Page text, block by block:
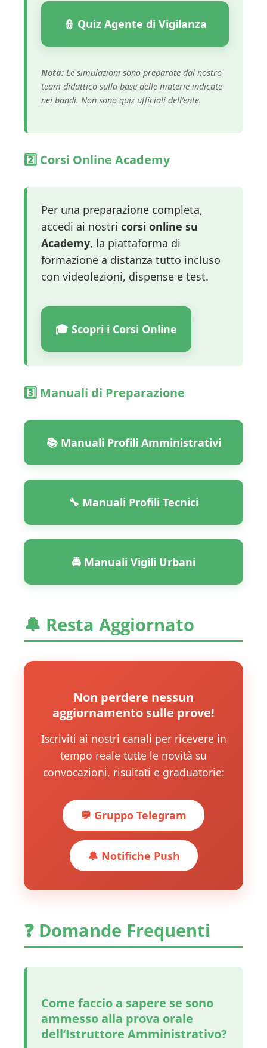
👮 Quiz Agente di Vigilanza
Nota: Le simulazioni sono preparate dal nostro
team didattico sulla base delle materie indicate
nei bandi. Non sono quiz ufficiali dell’ente.
2️⃣ Corsi Online Academy
Per una preparazione completa,
accedi ai nostri corsi online su
Academy, la piattaforma di
formazione a distanza tutto incluso
con videolezioni, dispense e test.
🎓 Scopri i Corsi Online
3️⃣ Manuali di Preparazione
📚 Manuali Profili Amministrativi
🔧 Manuali Profili Tecnici
🚔 Manuali Vigili Urbani
🔔 Resta Aggiornato
Non perdere nessun
aggiornamento sulle prove!
Iscriviti ai nostri canali per ricevere in
tempo reale tutte le novità su
convocazioni, risultati e graduatorie:
💬 Gruppo Telegram
🔔 Notifiche Push
❓ Domande Frequenti
Come faccio a sapere se sono
ammesso alla prova orale
dell’Istruttore Amministrativo?